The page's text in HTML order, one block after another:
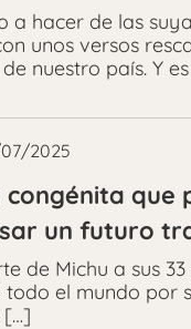
a hacer de las
unos versos
nuestro país. Y
2025
que
un futuro
de Michu a sus
el mundo por
[…]